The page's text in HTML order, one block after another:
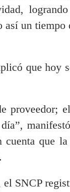
un tiempo
que hoy
proveedor;
que
SNCP